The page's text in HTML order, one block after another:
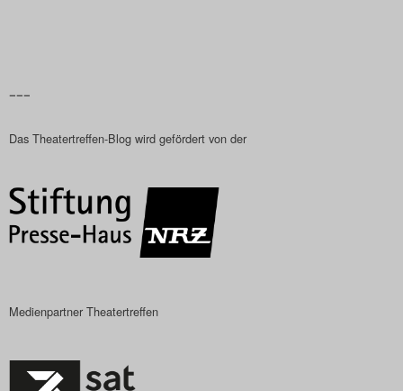
Das Theatertreffen-Blog
2018
Das Theatertreffen-Blog
2018 Alumni
Das Theatertreffen-Blog
–––
Das Theatertreffen-Blog wird gefördert von der
Medienpartner Theatertreffen